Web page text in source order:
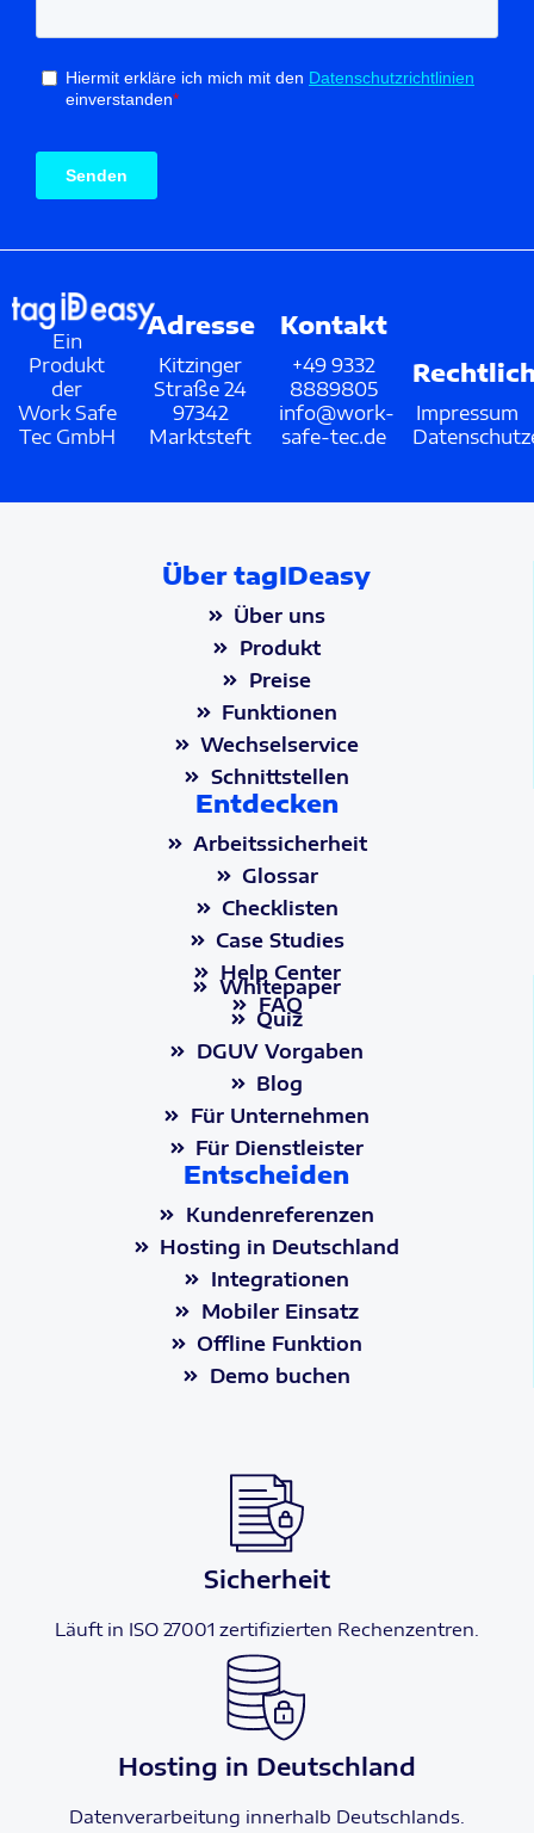
Ein
Produkt
der
Work Safe
Tec GmbH
Adresse
Kitzinger
Straße 24
97342
Marktsteft
Kontakt
+49 9332
8889805
info@work-
safe-tec.de
Impressum
Über tagIDeasy
Über uns
Produkt
Preise
Funktionen
Wechselservice
Schnittstellen
Entdecken
Arbeitssicherheit
Glossar
Checklisten
Case Studies
Help Center
FAQ
Whitepaper
Quiz
DGUV Vorgaben
Blog
Für Unternehmen
Für Dienstleister
Entscheiden
Kundenreferenzen
Hosting in Deutschland
Integrationen
Mobiler Einsatz
Offline Funktion
Demo buchen
Sicherheit
Läuft in ISO 27001 zertifizierten Rechenzentren.
Hosting in Deutschland
Datenverarbeitung innerhalb Deutschlands.